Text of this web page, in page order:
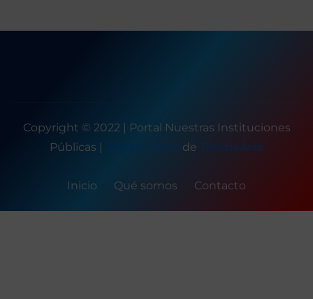
Copyright © 2022 | Portal Nuestras Instituciones
Públicas | Seattle News de ThemeArile
Inicio Qué somos Contacto